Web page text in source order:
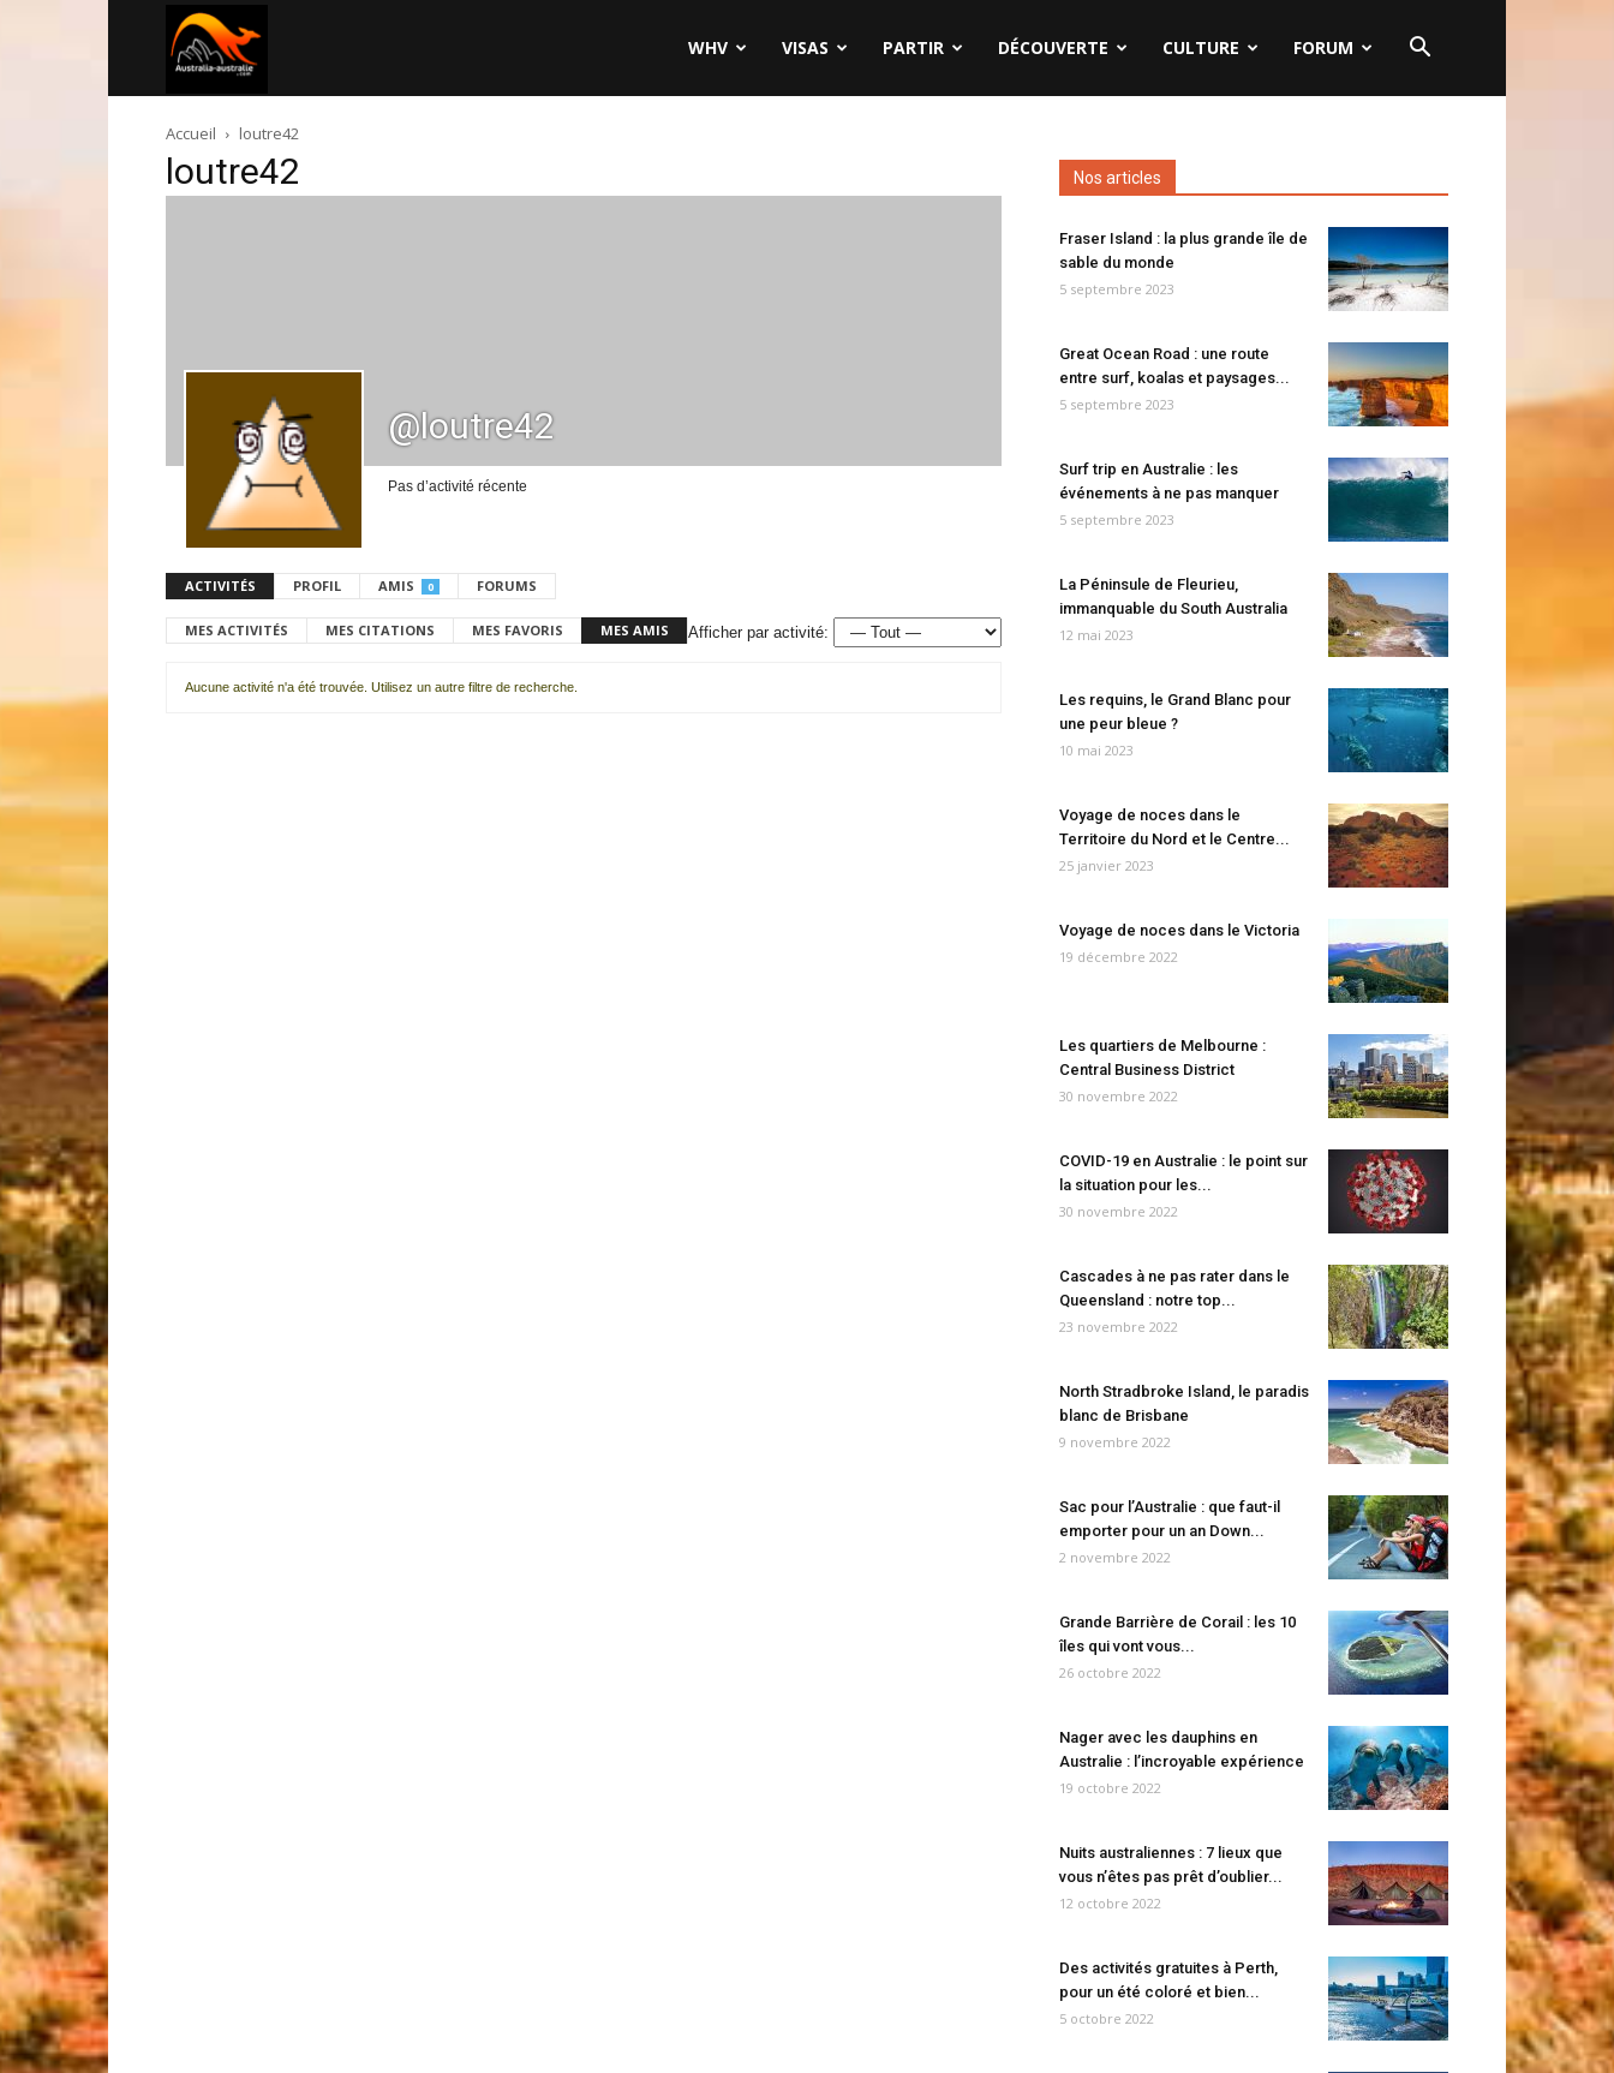
australie.com
WHV VISAS PARTIR DÉCOUVERTE CULTURE FORUM
Accueil loutre42
loutre42
@loutre42
Pas d’activité récente
ACTIVITÉS PROFIL AMIS 0 FORUMS
MES ACTIVITÉS MES CITATIONS MES FAVORIS MES AMIS Afficher par activité:
Aucune activité n'a été trouvée. Utilisez un autre filtre de recherche.
Nos articles
Fraser Island : la plus grande île de
sable du monde
5 septembre 2023
Great Ocean Road : une route
entre surf, koalas et paysages...
5 septembre 2023
Surf trip en Australie : les
événements à ne pas manquer
5 septembre 2023
La Péninsule de Fleurieu,
immanquable du South Australia
12 mai 2023
Les requins, le Grand Blanc pour
une peur bleue ?
10 mai 2023
Voyage de noces dans le
Territoire du Nord et le Centre...
25 janvier 2023
Voyage de noces dans le Victoria
19 décembre 2022
Les quartiers de Melbourne :
Central Business District
30 novembre 2022
COVID-19 en Australie : le point sur
la situation pour les...
30 novembre 2022
Cascades à ne pas rater dans le
Queensland : notre top...
23 novembre 2022
North Stradbroke Island, le paradis
blanc de Brisbane
9 novembre 2022
Sac pour l’Australie : que faut-il
emporter pour un an Down...
2 novembre 2022
Grande Barrière de Corail : les 10
îles qui vont vous...
26 octobre 2022
Nager avec les dauphins en
Australie : l’incroyable expérience
19 octobre 2022
Nuits australiennes : 7 lieux que
vous n’êtes pas prêt d’oublier...
12 octobre 2022
Des activités gratuites à Perth,
pour un été coloré et bien...
5 octobre 2022